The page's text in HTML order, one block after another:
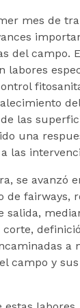
mes de
del campo.
labores
las
una
las
se avanzó
de fairways,
salida,
corte,
a
campo y